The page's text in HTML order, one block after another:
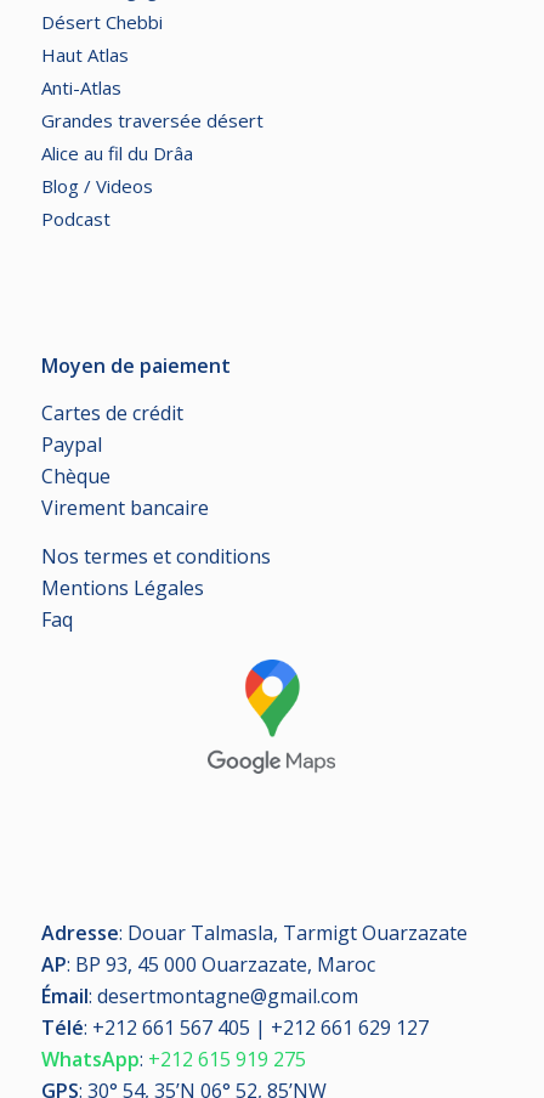
Désert Chebbi
Haut Atlas
Anti-Atlas
Grandes traversée désert
Alice au fil du Drâa
Blog / Videos
Podcast
Moyen de paiement
Cartes de crédit
Paypal
Chèque
Virement bancaire
Nos termes et conditions
Mentions Légales
Faq
Adresse: Douar Talmasla, Tarmigt Ouarzazate
AP: BP 93, 45 000 Ouarzazate, Maroc
Émail: desertmontagne@gmail.com
Télé: +212 661 567 405 | +212 661 629 127
WhatsApp: +212 615 919 275
GPS: 30° 54, 35’N 06° 52, 85’NW